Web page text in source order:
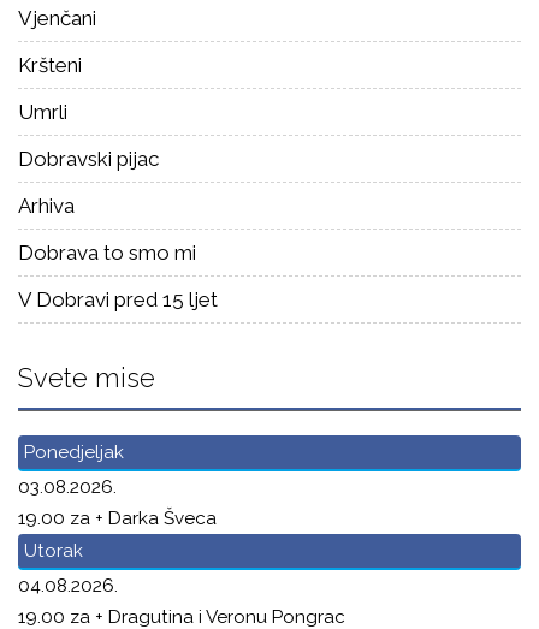
Vjenčani
Kršteni
Umrli
Dobravski pijac
Arhiva
Dobrava to smo mi
V Dobravi pred 15 ljet
Svete mise
Ponedjeljak
03.08.2026.
19.00 za + Darka Šveca
Utorak
04.08.2026.
19.00 za + Dragutina i Veronu Pongrac